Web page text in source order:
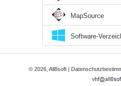
MapSource
Software-
© 2026, All8soft |